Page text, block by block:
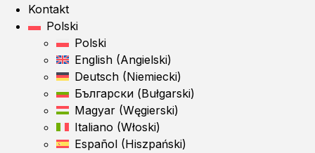
Kontakt
Polski
Polski
English (Angielski)
Deutsch (Niemiecki)
Български (Bułgarski)
Magyar (Węgierski)
Italiano (Włoski)
Español (Hiszpański)